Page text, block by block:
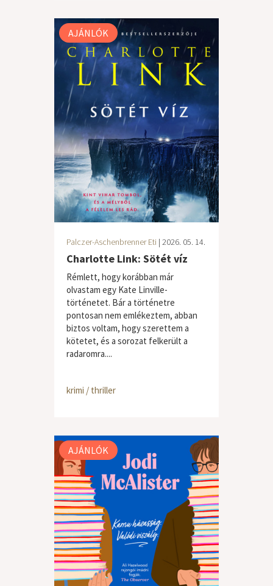
AJÁNLÓK
Palczer-Aschenbrenner Eti | 2026. 05. 14.
Charlotte Link: Sötét víz
Rémlett, hogy korábban már
olvastam egy Kate Linville-
történetet. Bár a történetre
pontosan nem emlékeztem, abban
biztos voltam, hogy szerettem a
kötetet, és a sorozat felkerült a
radaromra....
krimi / thriller
AJÁNLÓK